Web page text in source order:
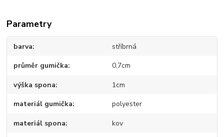
Parametry
barva stříbrná
průměr gumička 0,7cm
výška spona 1cm
materiál gumička polyester
materiál spona kov